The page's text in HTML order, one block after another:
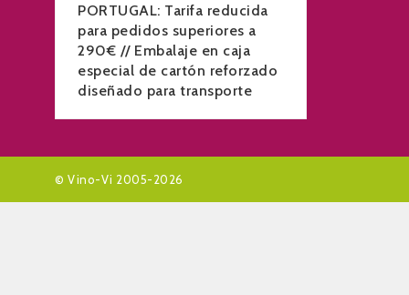
PORTUGAL: Tarifa reducida
para pedidos superiores a
290€ // Embalaje en caja
especial de cartón reforzado
diseñado para transporte
© Vino-Vi 2005-2026